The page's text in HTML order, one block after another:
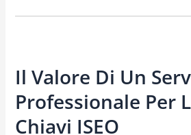
Il Valore Di Un
Professionale Per
Chiavi ISEO